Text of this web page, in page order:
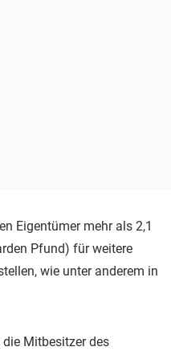
Eigentümer mehr als 2,1
Pfund) für weitere
wie unter anderem in
die Mitbesitzer des